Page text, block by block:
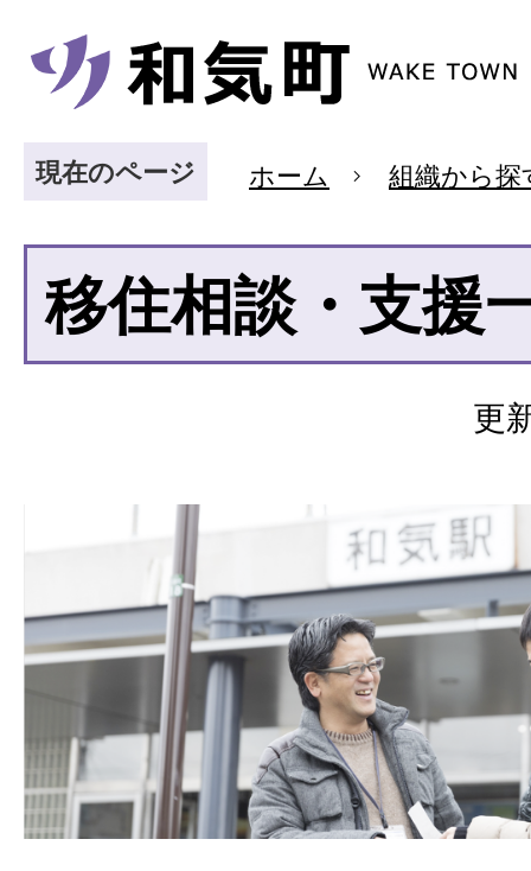
現在のページ ホーム 組織から探
移住相談・支援
更